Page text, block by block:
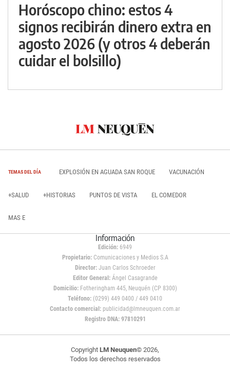
Horóscopo chino: estos 4
signos recibirán dinero extra en
agosto 2026 (y otros 4 deberán
cuidar el bolsillo)
TEMAS DEL DÍA EXPLOSIÓN EN AGUADA SAN ROQUE VACUNACIÓN
+SALUD +HISTORIAS PUNTOS DE VISTA EL COMEDOR
MAS E
Información
Edición: 6949
Propietario:Comunicaciones y Medios S.A
Director: Juan Carlos Schroeder
Editor General:Ángel Casagrande
Domicilio:Fotheringham 445, Neuquén (CP 8300)
Teléfono: (0299) 449 0400 / 449 0410
Contacto comercial: publicidad@lmneuquen.com.ar
Registro DNA: 97810291
Copyright LM Neuquen© 2026,
Todos los derechos reservados